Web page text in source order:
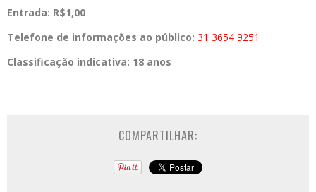
Entrada: R$1,00
Telefone de informações ao público: 31 3654 9251
Classificação indicativa: 18 anos
COMPARTILHAR: